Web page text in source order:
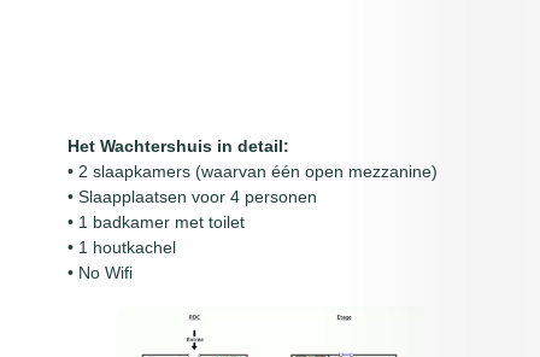
Het Wachtershuis in detail:
• 2 slaapkamers (waarvan één open mezzanine)
• Slaapplaatsen voor 4 personen
• 1 badkamer met toilet
• 1 houtkachel
• No Wifi